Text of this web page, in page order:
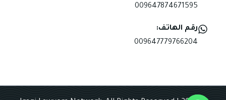
009647874671595
رقم الهاتف:
009647779766204